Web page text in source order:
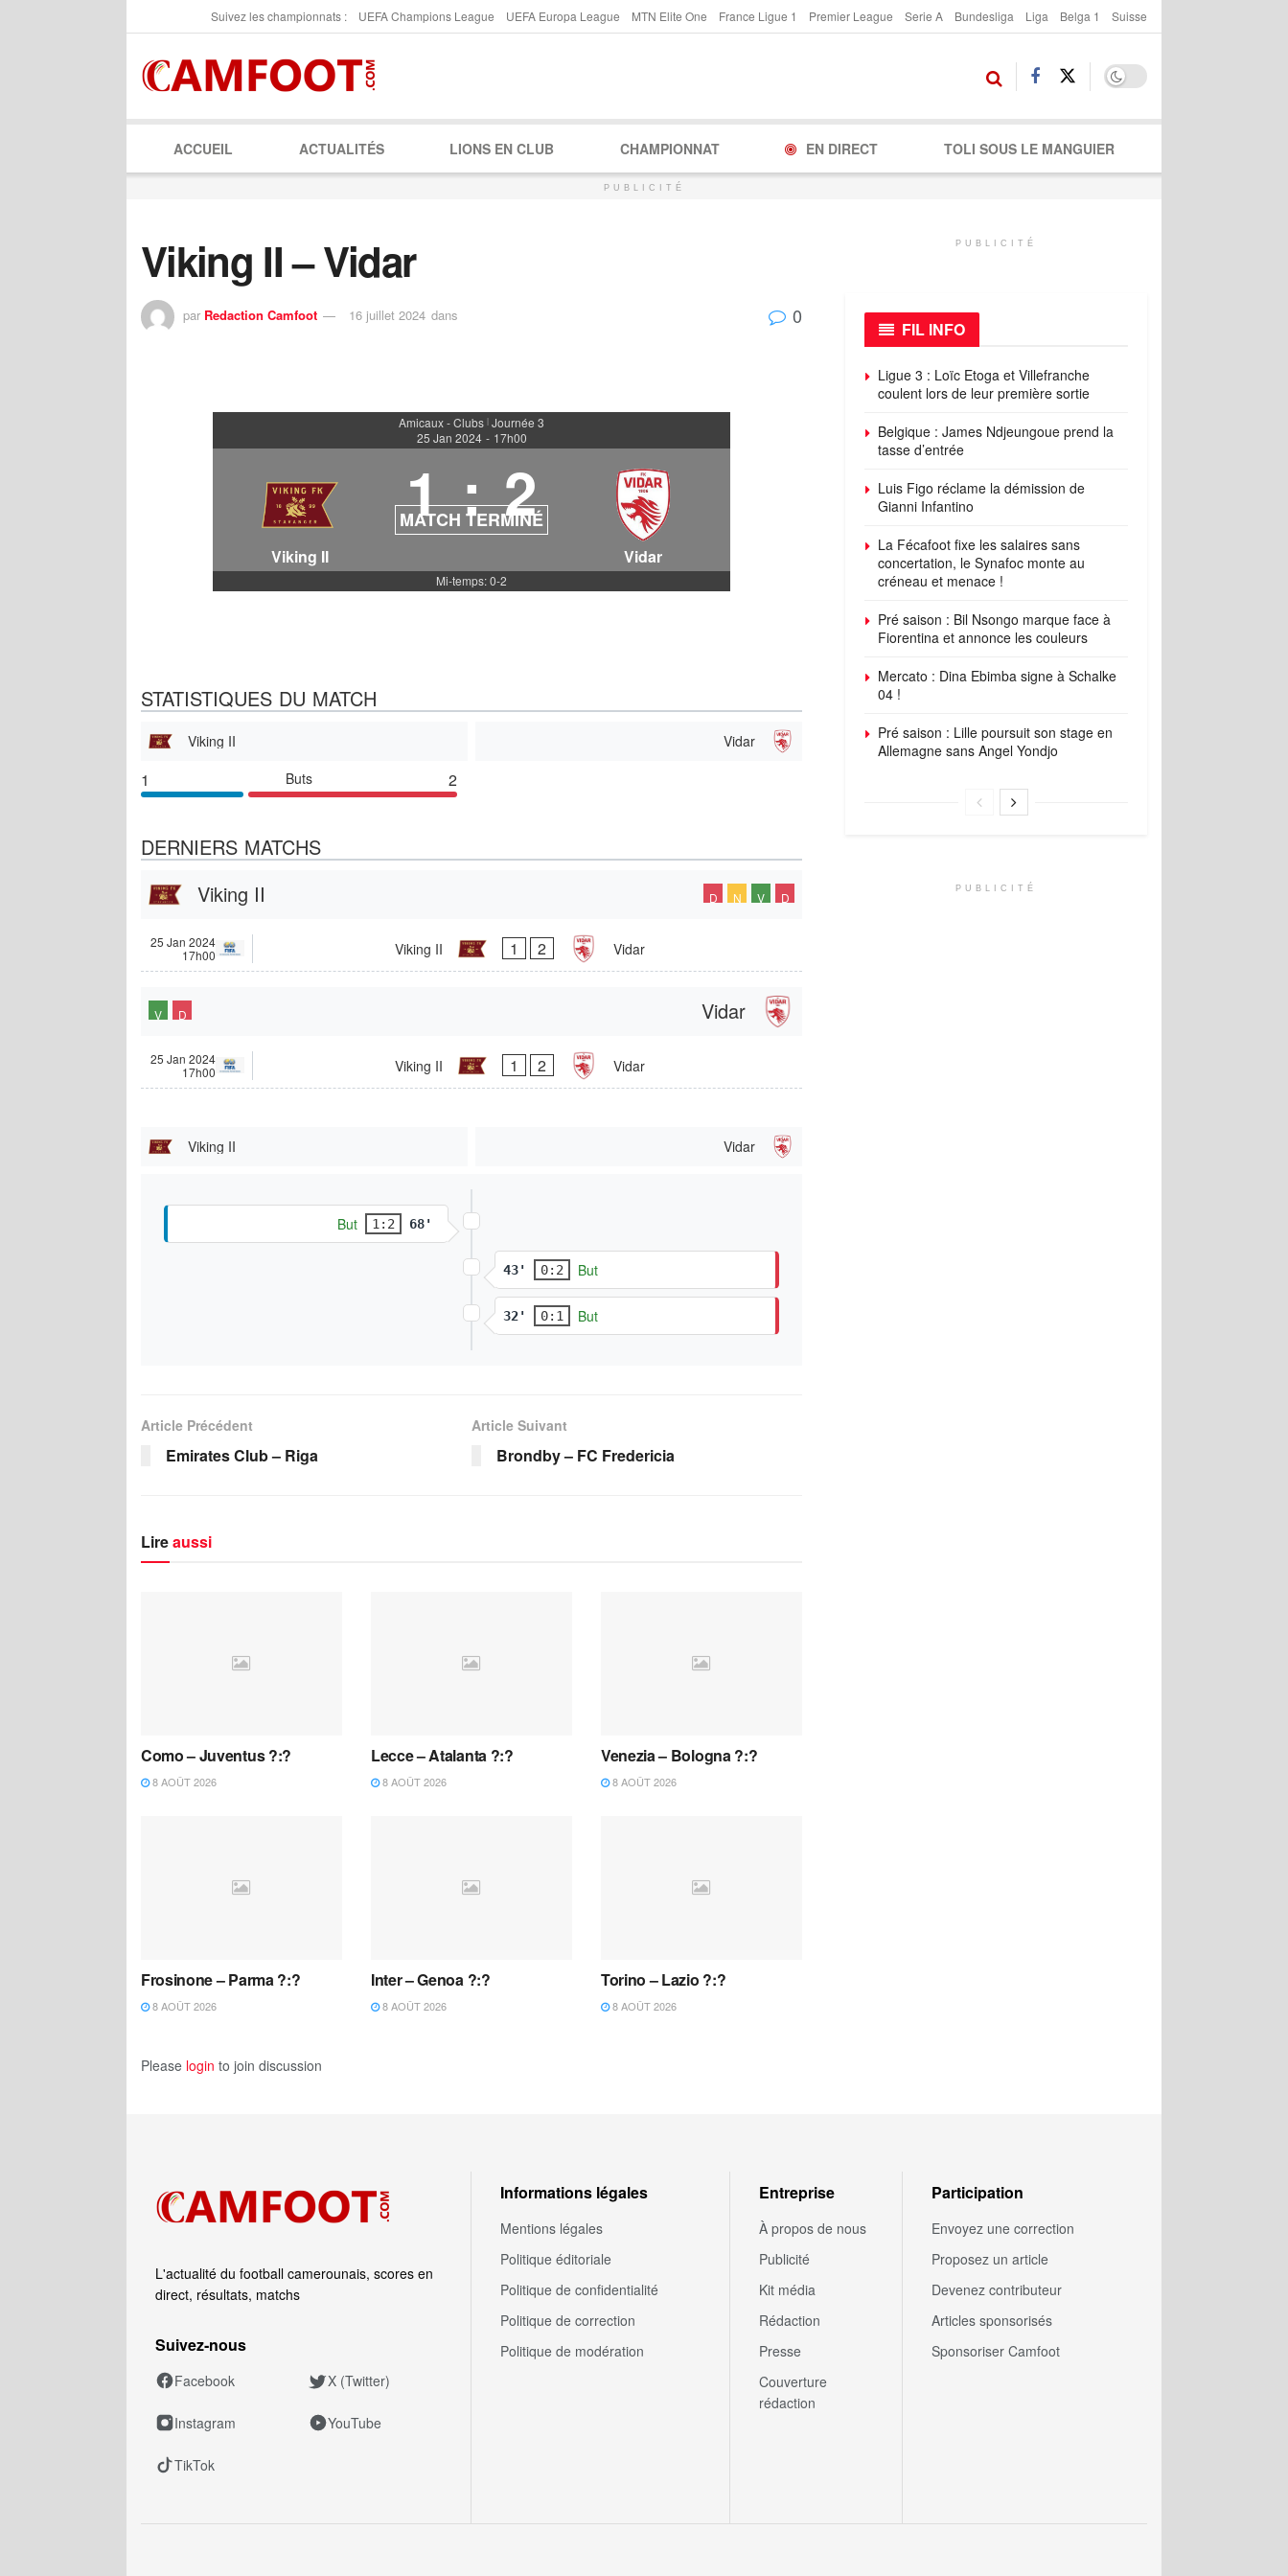
Suivez les championnats : UEFA Champions League UEFA Europa League MTN Elite One France Ligue 1 Premier League Serie A Bundesliga Liga Belga 1 Suisse
ACCUEIL ACTUALITÉS LIONS EN CLUB CHAMPIONNAT EN DIRECT TOLI SOUS LE MANGUIER
PUBLICITÉ
Viking II – Vidar
par Redaction Camfoot 16 juillet 2024 dans 0
Amicaux - Clubs | Journée 3
25 Jan 2024 - 17h00
Viking II
1 : 2
MATCH TERMINÉ
Vidar
Mi-temps: 0-2
STATISTIQUES DU MATCH
Viking II Vidar
1 Buts 2
DERNIERS MATCHS
Viking II
D N V D
25 Jan 2024
17h00
Viking II 1 2 Vidar
Vidar
V D
25 Jan 2024
17h00
Viking II 1 2 Vidar
Viking II Vidar
But 1:2 68'
43' 0:2 But
32' 0:1 But
Article Précédent
Emirates Club – Riga
Article Suivant
Brondby – FC Fredericia
Lireaussi
Como – Juventus ?:?
8 AOÛT 2026
Lecce – Atalanta ?:?
8 AOÛT 2026
Venezia – Bologna ?:?
8 AOÛT 2026
Frosinone – Parma ?:?
8 AOÛT 2026
Inter – Genoa ?:?
8 AOÛT 2026
Torino – Lazio ?:?
8 AOÛT 2026
Please login to join discussion
PUBLICITÉ
FIL INFO
Ligue 3 : Loïc Etoga et Villefranche
coulent lors de leur première sortie
Belgique : James Ndjeungoue prend la
tasse d’entrée
Luis Figo réclame la démission de
Gianni Infantino
La Fécafoot fixe les salaires sans
concertation, le Synafoc monte au
créneau et menace !
Pré saison : Bil Nsongo marque face à
Fiorentina et annonce les couleurs
Mercato : Dina Ebimba signe à Schalke
04 !
Pré saison : Lille poursuit son stage en
Allemagne sans Angel Yondjo
PUBLICITÉ
L'actualité du football camerounais, scores en
direct, résultats, matchs
Suivez‑nous
Facebook X (Twitter)
Instagram YouTube
TikTok
Informations légales
Mentions légales
Politique éditoriale
Politique de confidentialité
Politique de correction
Politique de modération
Entreprise
À propos de nous
Publicité
Kit média
Rédaction
Presse
Couverture
rédaction
Participation
Envoyez une correction
Proposez un article
Devenez contributeur
Articles sponsorisés
Sponsoriser Camfoot